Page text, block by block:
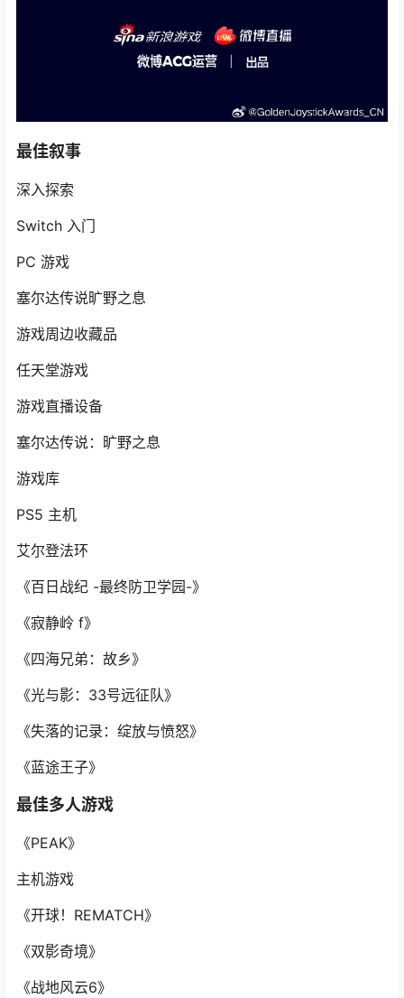
最佳叙事
深入探索
Switch 入门
PC 游戏
塞尔达传说旷野之息
游戏周边收藏品
任天堂游戏
游戏直播设备
塞尔达传说：旷野之息
游戏库
PS5 主机
艾尔登法环
《百日战纪 -最终防卫学园-》
《寂静岭 f》
《四海兄弟：故乡》
《光与影：33号远征队》
《失落的记录：绽放与愤怒》
《蓝途王子》
最佳多人游戏
《PEAK》
主机游戏
《开球！REMATCH》
《双影奇境》
《战地风云6》